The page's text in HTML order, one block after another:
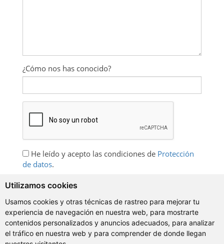
Utilizamos cookies
Usamos cookies y otras técnicas de rastreo para mejorar tu
experiencia de navegación en nuestra web, para mostrarte
contenidos personalizados y anuncios adecuados, para analizar
el tráfico en nuestra web y para comprender de donde llegan
¿Cómo nos has conocido?
He leído y acepto las condiciones de Protección
de datos.
idiomas de español, promociones y ejercicios
gratuitos.